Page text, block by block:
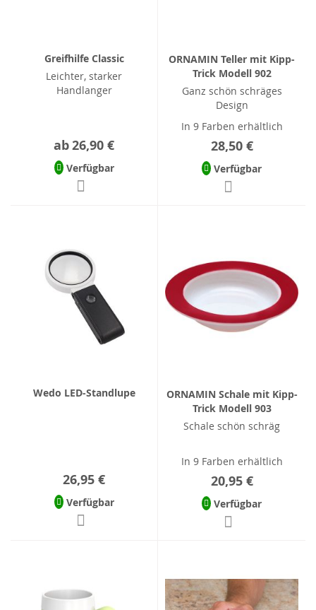
Greifhilfe Classic
Leichter, starker
Handlanger
ab26,90 €
Verfügbar
ORNAMIN Teller mit Kipp-
Trick Modell 902
Ganz schön schräges
Design
In 9 Farben erhältlich
28,50 €
Verfügbar
Wedo LED-Standlupe
26,95 €
Verfügbar
ORNAMIN Schale mit Kipp-
Trick Modell 903
Schale schön schräg
In 9 Farben erhältlich
20,95 €
Verfügbar